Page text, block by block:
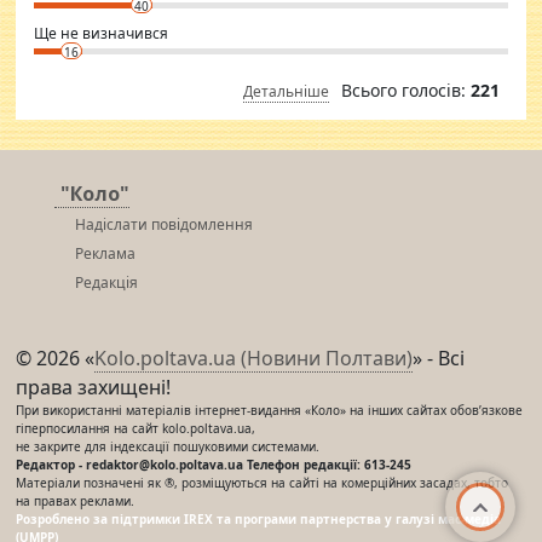
40
Ще не визначився
16
Детальніше Всього голосів: 221
"Коло"
Надіслати повідомлення
Реклама
Редакція
© 2026 «Kolo.poltava.ua (Новини Полтави)» - Всі
права захищені!
При використанні матеріалів інтернет-видання «Коло» на інших сайтах обов’язкове
гіперпосилання на сайт kolo.poltava.ua,
не закрите для індексації пошуковими системами.
Редактор - redaktor@kolo.poltava.ua Телефон редакції: 613-245
Матеріали позначені як ®, розміщуються на сайті на комерційних засадах, тобто
на правах реклами.
Розроблено за підтримки IREX та програми партнерства у галузі мас-медіа
(UMPP)